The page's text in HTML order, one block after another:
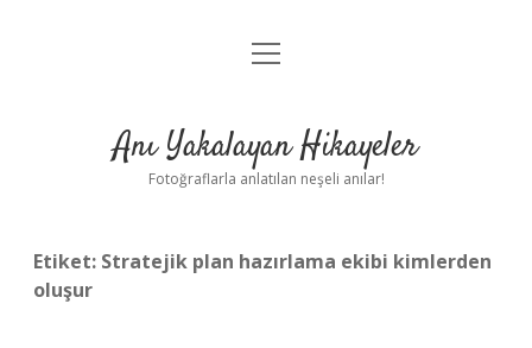
Anasayfa
Yasal Uyarı
menüyü
Anı Yakalayan Hikayeler
Fotoğraflarla anlatılan neşeli anılar!
Etiket: Stratejik plan hazırlama ekibi kimlerden
oluşur